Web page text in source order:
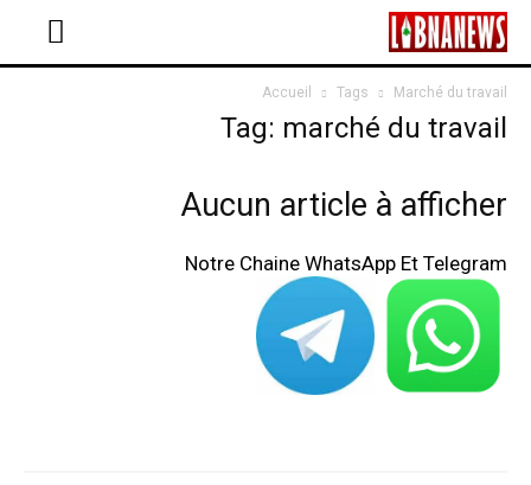
Accueil Tags Marché du travail
Tag: marché du travail
Aucun article à afficher
Notre Chaine WhatsApp Et Telegram